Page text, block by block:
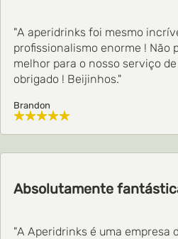
"A aperidrinks foi mesmo
profissionalismo enorme ! Não
melhor para o nosso serviço
obrigado ! Beijinhos."
Brandon
Absolutamente
"A Aperidrinks é uma empresa